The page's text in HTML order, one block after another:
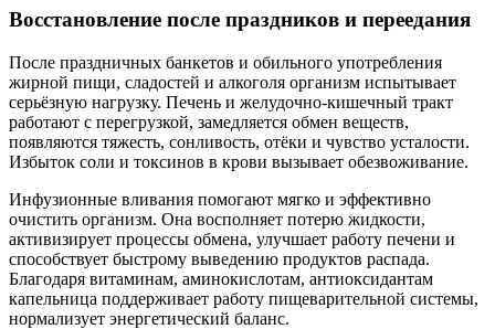
Восстановление после праздников и переедания
После праздничных банкетов и обильного употребления
жирной пищи, сладостей и алкоголя организм испытывает
серьёзную нагрузку. Печень и желудочно-кишечный тракт
работают с перегрузкой, замедляется обмен веществ,
появляются тяжесть, сонливость, отёки и чувство усталости.
Избыток соли и токсинов в крови вызывает обезвоживание.
Инфузионные вливания помогают мягко и эффективно
очистить организм. Она восполняет потерю жидкости,
активизирует процессы обмена, улучшает работу печени и
способствует быстрому выведению продуктов распада.
Благодаря витаминам, аминокислотам, антиоксидантам
капельница поддерживает работу пищеварительной системы,
нормализует энергетический баланс.